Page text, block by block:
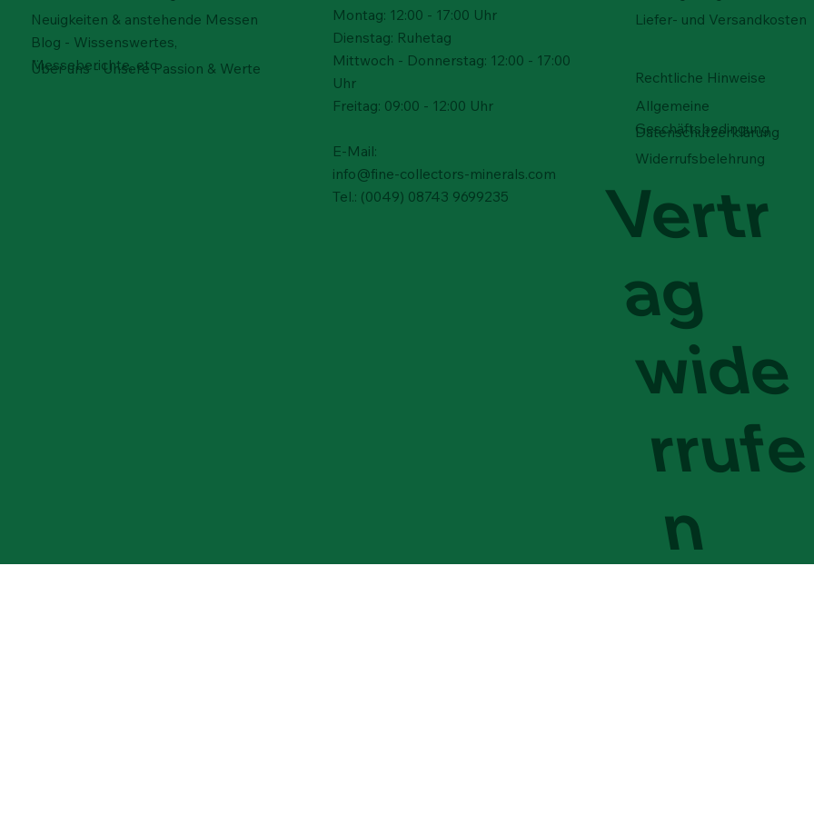
Preis
50,00 €
Schnellansicht
Adamit - Durango, Mexiko
Preis
200,00 €
Preis
100,00 €
Schnellansicht
Schwefel – Rucalmuto,
Preis
100,00 €
Nicht verfügbar
Schnellansicht
Schwefel – Rucalmuto,
Nicht verfügbar
Neuigkeiten & anstehende Messen
Blog - Wissenswertes,
Messeberichte, etc.
Über uns - Unsere Passion & Werte
Montag: 12:00 - 17:00 Uhr
Dienstag: Ruhetag
Mittwoch - Donnerstag: 12:00 - 17:00
Uhr
Freitag: 09:00 - 12:00 Uhr
E-Mail:
info@fine-collectors-minerals.com
Tel.: (0049) 08743 9699235
Liefer- und Versandkosten
Rechtliche Hinweise
Allgemeine
Geschäftsbedingung
Datenschutzerklärung
Vertr
ag
wide
rrufe
n
Widerrufsbelehrung